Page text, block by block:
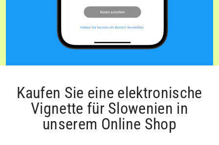
Kaufen Sie eine elektronische
Vignette für Slowenien in
unserem Online Shop